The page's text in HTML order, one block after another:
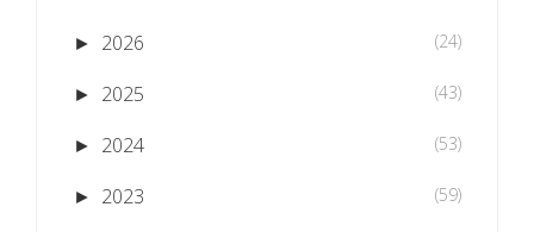
► 2026 (24)
► 2025 (43)
► 2024 (53)
► 2023 (59)